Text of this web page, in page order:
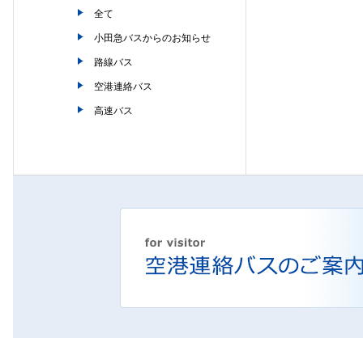
全て
小田急バスからのお知らせ
路線バス
空港連絡バス
高速バス